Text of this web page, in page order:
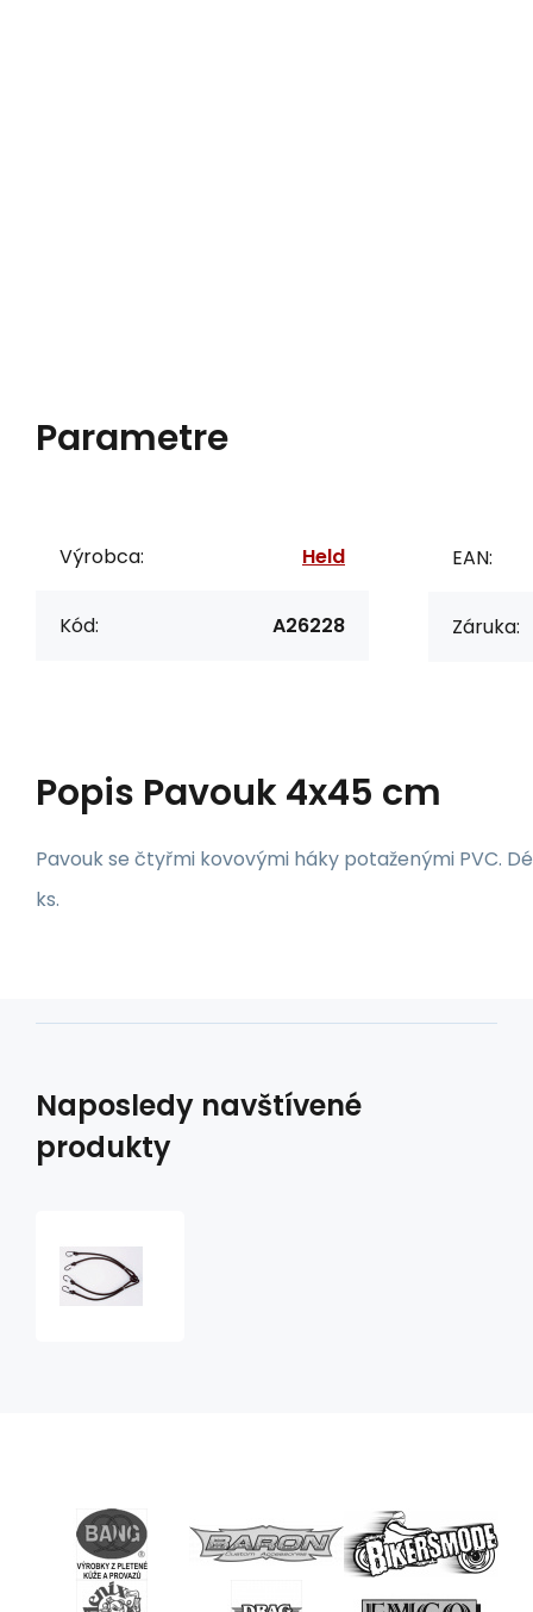
Parametre
Výrobca: Held
Kód: A26228
EAN:
Záruka:
Popis Pavouk 4x45 cm
Pavouk se čtyřmi kovovými háky potaženými PVC.
ks.
Naposledy navštívené
produkty